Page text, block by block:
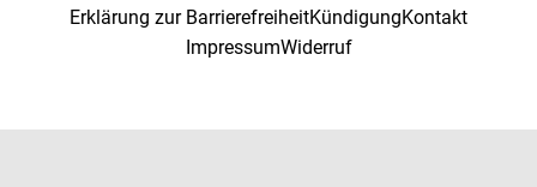
Erklärung zur BarrierefreiheitKündigungKontakt
ImpressumWiderruf